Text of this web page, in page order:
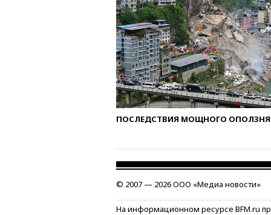
ПОСЛЕДСТВИЯ МОЩНОГО ОПОЛЗНЯ
© 2007 — 2026 ООО «Медиа новости»
На информационном ресурсе BFM.ru